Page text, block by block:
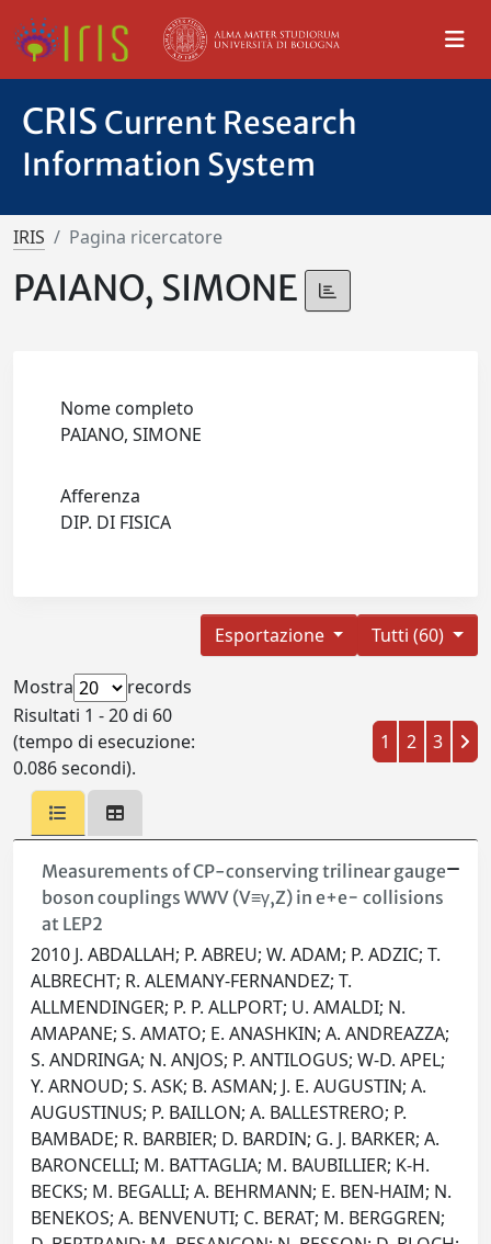
CRIS Current Research
Information System
IRIS Pagina ricercatore
PAIANO, SIMONE
Nome completo
PAIANO, SIMONE
Afferenza
DIP. DI FISICA
Tutti (60)
Esportazione
Mostra
records
Risultati 1 - 20 di 60
(tempo di esecuzione:
0.086 secondi).
1 2 3
Measurements of CP-conserving trilinear gauge
boson couplings WWV (V≡γ,Z) in e+e− collisions
at LEP2
2010 J. ABDALLAH; P. ABREU; W. ADAM; P. ADZIC; T.
ALBRECHT; R. ALEMANY-FERNANDEZ; T.
ALLMENDINGER; P. P. ALLPORT; U. AMALDI; N.
AMAPANE; S. AMATO; E. ANASHKIN; A. ANDREAZZA;
S. ANDRINGA; N. ANJOS; P. ANTILOGUS; W-D. APEL;
Y. ARNOUD; S. ASK; B. ASMAN; J. E. AUGUSTIN; A.
AUGUSTINUS; P. BAILLON; A. BALLESTRERO; P.
BAMBADE; R. BARBIER; D. BARDIN; G. J. BARKER; A.
BARONCELLI; M. BATTAGLIA; M. BAUBILLIER; K-H.
BECKS; M. BEGALLI; A. BEHRMANN; E. BEN-HAIM; N.
BENEKOS; A. BENVENUTI; C. BERAT; M. BERGGREN;